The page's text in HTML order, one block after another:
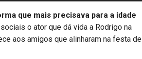
que mais precisava para a idade
o ator que dá vida a Rodrigo na
aos amigos que alinharam na festa de